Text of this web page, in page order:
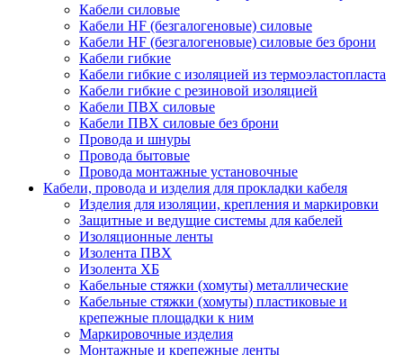
Кабели силовые
Кабели HF (безгалогеновые) силовые
Кабели HF (безгалогеновые) силовые без брони
Кабели гибкие
Кабели гибкие с изоляцией из термоэластопласта
Кабели гибкие с резиновой изоляцией
Кабели ПВХ силовые
Кабели ПВХ силовые без брони
Провода и шнуры
Провода бытовые
Провода монтажные установочные
Кабели, провода и изделия для прокладки кабеля
Изделия для изоляции, крепления и маркировки
Защитные и ведущие системы для кабелей
Изоляционные ленты
Изолента ПВХ
Изолента ХБ
Кабельные стяжки (хомуты) металлические
Кабельные стяжки (хомуты) пластиковые и
крепежные площадки к ним
Маркировочные изделия
Монтажные и крепежные ленты